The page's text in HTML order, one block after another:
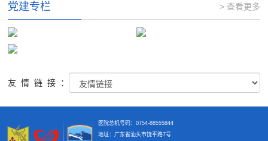
党建专栏 > 查看更多
友情链接：
医院总机号码：0754-88555844
地址：广东省汕头市饶平路7号